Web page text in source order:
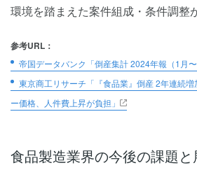
環境を踏まえた案件組成・条件調整
参考URL：
帝国データバンク「倒産集計 2024年報（1月〜
東京商工リサーチ「『食品業』倒産 2年連続
ー価格、人件費上昇が負担」
食品製造業界の今後の課題と